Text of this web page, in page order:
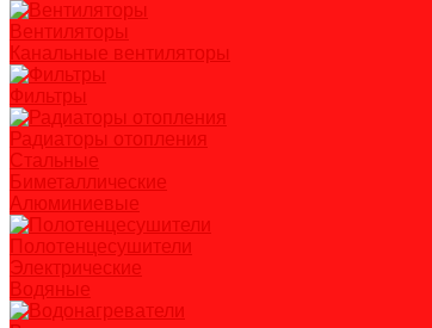
Вентиляторы
Канальные вентиляторы
Фильтры
Радиаторы отопления
Стальные
Биметаллические
Алюминиевые
Полотенцесушители
Электрические
Водяные